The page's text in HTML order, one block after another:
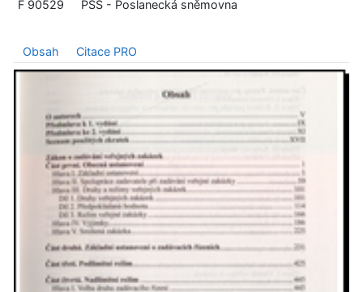
F 90529
PSS - Poslanecká sněmovna
Obsah Citace PRO